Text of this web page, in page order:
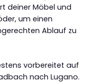
deiner Möbel und
um einen
Ablauf zu
vorbereitet auf
nach Lugano.